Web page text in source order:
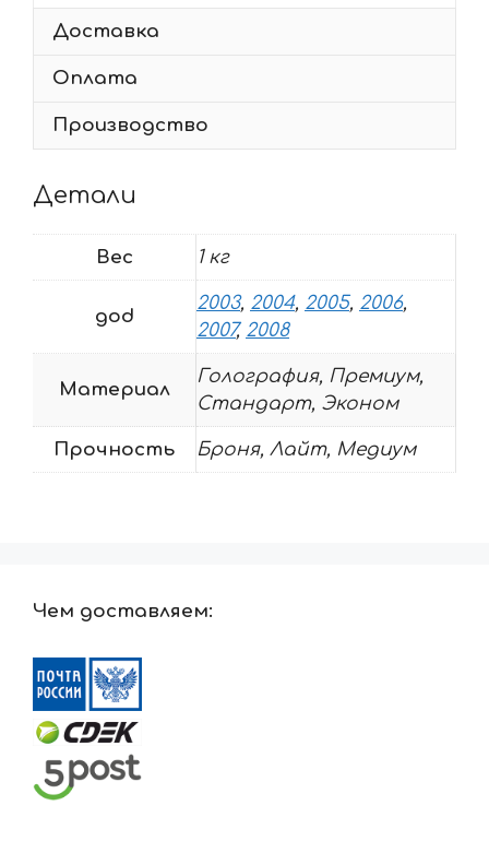
YELLOW
Доставка
Оплата
Производство
Детали
Вес 1 кг
god
2003, 2004, 2005, 2006,
2007, 2008
Материал
Голография, Премиум,
Стандарт, Эконом
Прочность Броня, Лайт, Медиум
Чем доставляем: